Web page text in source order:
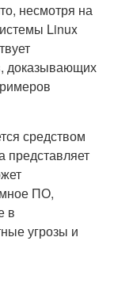
несмотря на
Linux
доказывающих
средством
представляет
ПО,
в
угрозы и